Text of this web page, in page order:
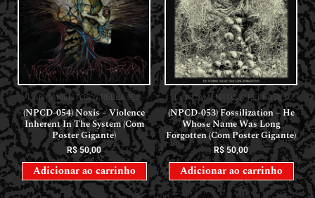
LANÇAMENTOS // RELEASES
(NPCD-054) Noxis – Violence
Inherent In The System (Com
Poster Gigante)
R$50,00
Adicionar ao carrinho
LANÇAMENTOS // RELEASES
(NPCD-053) Fossilization – He
Whose Name Was Long
Forgotten (Com Poster Gigante)
R$ 50,00
Adicionar ao carrinho